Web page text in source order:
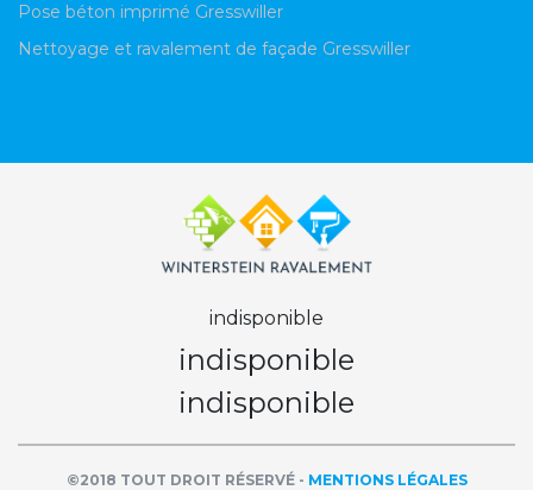
Pose béton imprimé Gresswiller
Nettoyage et ravalement de façade Gresswiller
indisponible
indisponible
indisponible
©2018 TOUT DROIT RÉSERVÉ - MENTIONS LÉGALES